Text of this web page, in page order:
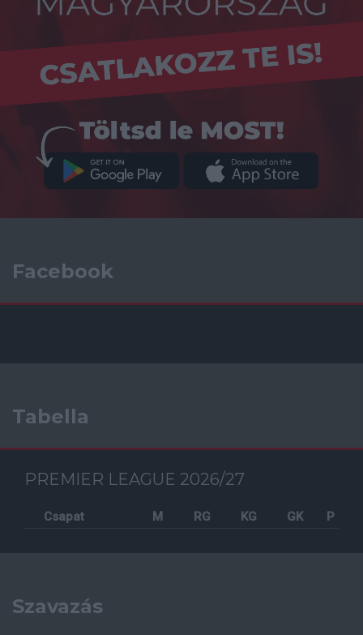
Facebook
Tabella
PREMIER LEAGUE 2026/27
Csapat M RG KG GK P
Szavazás